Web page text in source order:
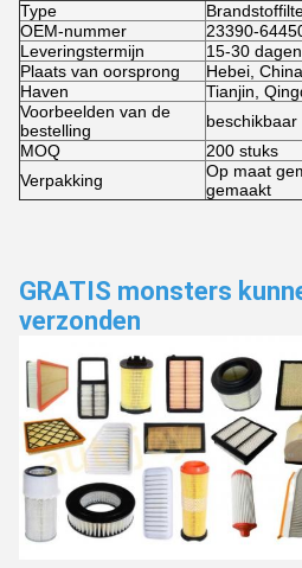
Type
OEM-nummer
23390-
Leveringstermijn
15-30 dagen
Plaats van oorsprong
Hebei, China
Haven
Tianjin,
Voorbeelden van de
bestelling
beschikbaar
MOQ
200 stuks
Verpakking
Op maat
gemaakt
GRATIS monsters
verzonden